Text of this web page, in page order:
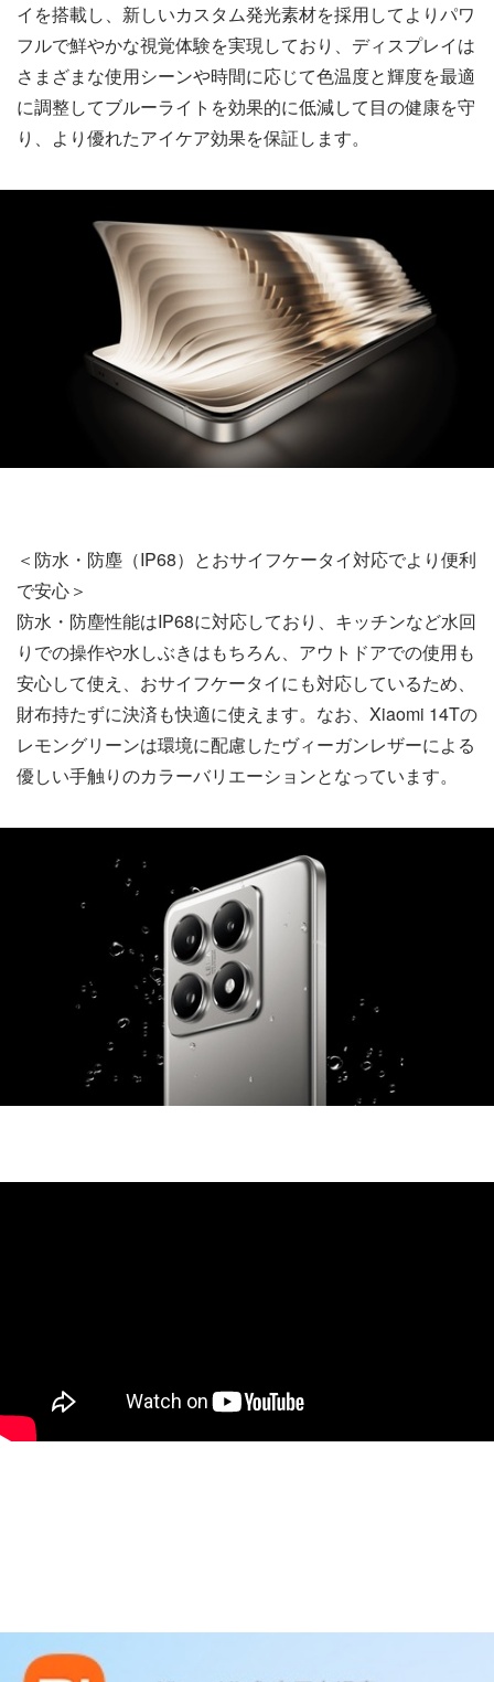
イを搭載し、新しいカスタム発光素材を採用してよりパワ
フルで鮮やかな視覚体験を実現しており、ディスプレイは
さまざまな使用シーンや時間に応じて色温度と輝度を最適
に調整してブルーライトを効果的に低減して目の健康を守
り、より優れたアイケア効果を保証します。
＜防水・防塵（IP68）とおサイフケータイ対応でより便利
で安心＞
防水・防塵性能はIP68に対応しており、キッチンなど水回
りでの操作や水しぶきはもちろん、アウトドアでの使用も
安心して使え、おサイフケータイにも対応しているため、
財布持たずに決済も快適に使えます。なお、Xiaomi 14Tの
レモングリーンは環境に配慮したヴィーガンレザーによる
優しい手触りのカラーバリエーションとなっています。